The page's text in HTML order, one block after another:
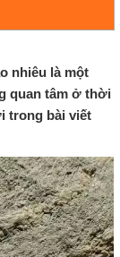
nhiêu là một
quan tâm ở thời
trong bài viết